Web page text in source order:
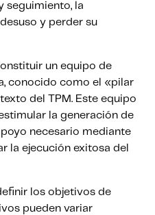
seguimiento, la
y perder su
un equipo de
conocido como el «pilar
del TPM. Este equipo
la generación de
necesario mediante
la ejecución exitosa del
los objetivos de
pueden variar